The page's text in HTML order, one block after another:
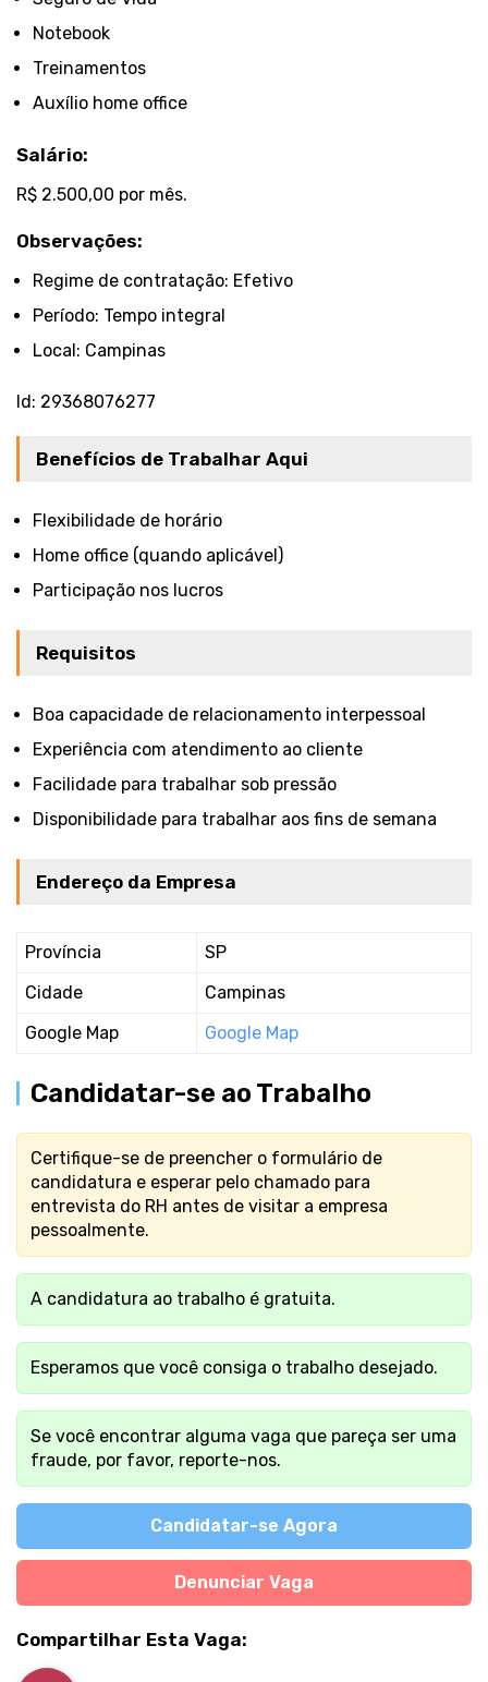
Notebook
Treinamentos
Auxílio home office
Salário:
R$ 2.500,00 por mês.
Observações:
Regime de contratação: Efetivo
Período: Tempo integral
Local: Campinas
Id: 29368076277
Benefícios de Trabalhar Aqui
Flexibilidade de horário
Home office (quando aplicável)
Participação nos lucros
Requisitos
Boa capacidade de relacionamento interpessoal
Experiência com atendimento ao cliente
Facilidade para trabalhar sob pressão
Disponibilidade para trabalhar aos fins de semana
Endereço da Empresa
Província
SP
Cidade
Campinas
Google Map
Google Map
Candidatar-se ao Trabalho
Certifique-se de preencher o formulário de
candidatura e esperar pelo chamado para
entrevista do RH antes de visitar a empresa
pessoalmente.
A candidatura ao trabalho é gratuita.
Esperamos que você consiga o trabalho desejado.
Se você encontrar alguma vaga que pareça ser uma
fraude, por favor, reporte-nos.
Candidatar-se Agora
Denunciar Vaga
Compartilhar Esta Vaga: